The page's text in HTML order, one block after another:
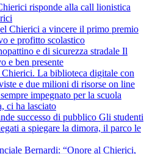
risponde alla call lionistica
Chierici a vincere il primo premio
e profitto scolastico
e di sicurezza stradale Il
e ben presente
La biblioteca digitale con
e due milioni di risorse on line
impegnato per la scuola
ci ha lasciato
successo di pubblico Gli studenti
a spiegare la dimora, il parco le
Bernardi: “Onore al Chierici,